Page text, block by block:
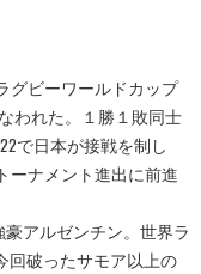
グビーワールドカップ
われた。１勝１敗同士
で日本が接戦を制し
ーナメント進出に前進
アルゼンチン。世界ラ
回破ったサモア以上の